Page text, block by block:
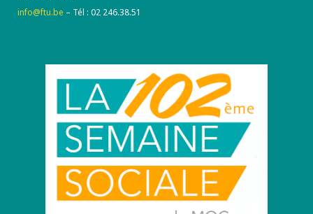
info@ftu.be – Tél : 02 246.38.51